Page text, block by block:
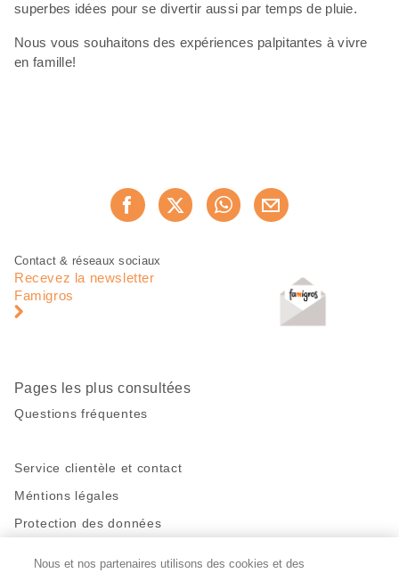
superbes idées pour se divertir aussi par temps de pluie.
Nous vous souhaitons des expériences palpitantes à vivre
en famille!
Recommander maintenant
Pied
page
Navigation
pied
Contact & réseaux sociaux
Recevez la newsletter
Famigros
Pages les plus consultées
Questions fréquentes
Service clientèle et contact
Méntions légales
Protection des données
Restez en contact!
Nous et nos partenaires utilisons des cookies et des